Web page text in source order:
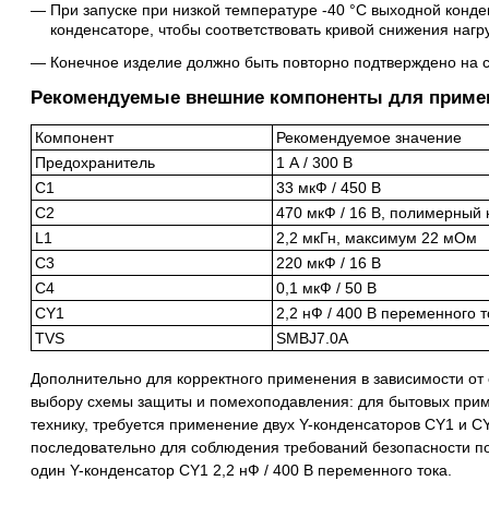
При запуске при низкой температуре -40 °C выходной
конденсаторе, чтобы соответствовать кривой снижения
Конечное изделие должно быть повторно подтверждено на
Рекомендуемые внешние компоненты для
Компонент
Рекомендуемое значение
Предохранитель
1 А / 300 В
C1
33 мкФ / 450 В
C2
470 мкФ / 16 В, полимерный
L1
2,2 мкГн, максимум 22 мОм
C3
220 мкФ / 16 В
C4
0,1 мкФ / 50 В
CY1
2,2 нФ / 400 В переменного
TVS
SMBJ7.0A
Дополнительно для корректного применения в зависимости
выбору схемы защиты и помехоподавления: для бытовых
технику, требуется применение двух Y-конденсаторов CY1 и
последовательно для соблюдения требований безопасности
один Y-конденсатор CY1 2,2 нФ / 400 В переменного тока.